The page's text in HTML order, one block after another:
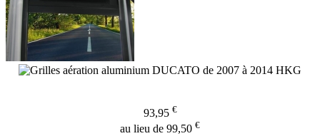
93,95 €
au lieu de 99,50 €